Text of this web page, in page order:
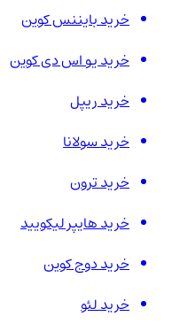
خرید بایننس کوین
خرید یو اس دی کوین
خرید ریپل
خرید سولانا
خرید ترون
خرید هایپر لیکویید
خرید دوج کوین
خرید لئو